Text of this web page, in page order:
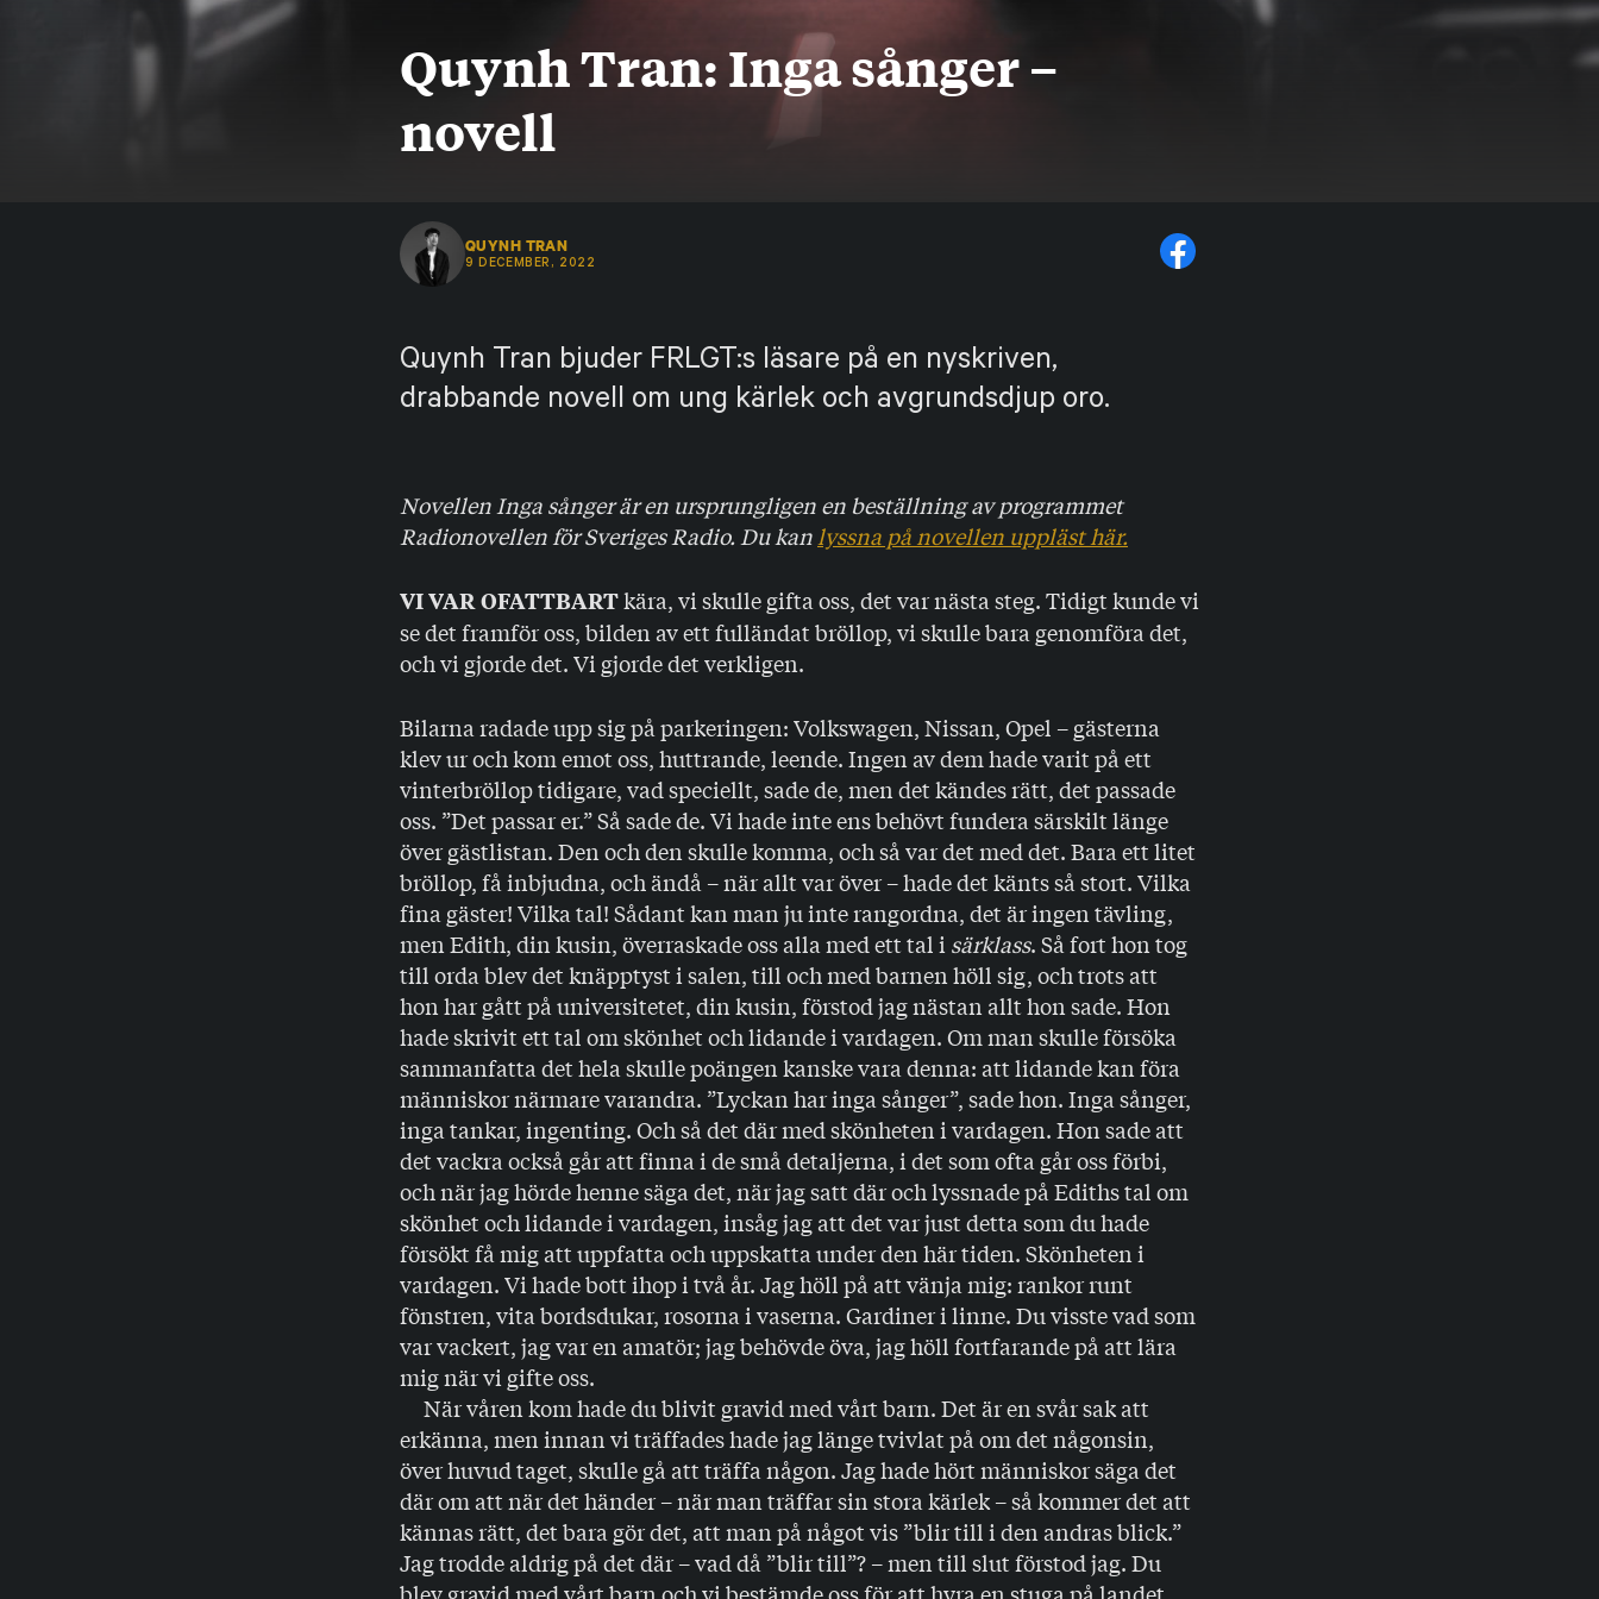
Quynh Tran: Inga sånger –
novell
QUYNH TRAN
9 DECEMBER, 2022
Quynh Tran bjuder FRLGT:s läsare på en nyskriven,
drabbande novell om ung kärlek och avgrundsdjup oro.
Novellen Inga sånger är en ursprungligen en beställning av programmet
Radionovellen för Sveriges Radio. Du kan lyssna på novellen uppläst här.
VI VAR OFATTBARTkära, vi skulle gifta oss, det var nästa steg. Tidigt kunde vi
se det framför oss, bilden av ett fulländat bröllop, vi skulle bara genomföra det,
och vi gjorde det. Vi gjorde det verkligen.
Bilarna radade upp sig på parkeringen: Volkswagen, Nissan, Opel – gästerna
klev ur och kom emot oss, huttrande, leende. Ingen av dem hade varit på ett
vinterbröllop tidigare, vad speciellt, sade de, men det kändes rätt, det passade
oss. ”Det passar er.” Så sade de. Vi hade inte ens behövt fundera särskilt länge
över gästlistan. Den och den skulle komma, och så var det med det. Bara ett litet
bröllop, få inbjudna, och ändå – när allt var över – hade det känts så stort. Vilka
fina gäster! Vilka tal! Sådant kan man ju inte rangordna, det är ingen tävling,
men Edith, din kusin, överraskade oss alla med ett tal i särklass. Så fort hon tog
till orda blev det knäpptyst i salen, till och med barnen höll sig, och trots att
hon har gått på universitetet, din kusin, förstod jag nästan allt hon sade. Hon
hade skrivit ett tal om skönhet och lidande i vardagen. Om man skulle försöka
sammanfatta det hela skulle poängen kanske vara denna: att lidande kan föra
människor närmare varandra. ”Lyckan har inga sånger”, sade hon. Inga sånger,
inga tankar, ingenting. Och så det där med skönheten i vardagen. Hon sade att
det vackra också går att finna i de små detaljerna, i det som ofta går oss förbi,
och när jag hörde henne säga det, när jag satt där och lyssnade på Ediths tal om
skönhet och lidande i vardagen, insåg jag att det var just detta som du hade
försökt få mig att uppfatta och uppskatta under den här tiden. Skönheten i
vardagen. Vi hade bott ihop i två år. Jag höll på att vänja mig: rankor runt
fönstren, vita bordsdukar, rosorna i vaserna. Gardiner i linne. Du visste vad som
var vackert, jag var en amatör; jag behövde öva, jag höll fortfarande på att lära
mig när vi gifte oss.
När våren kom hade du blivit gravid med vårt barn. Det är en svår sak att
erkänna, men innan vi träffades hade jag länge tvivlat på om det någonsin,
över huvud taget, skulle gå att träffa någon. Jag hade hört människor säga det
där om att när det händer – när man träffar sin stora kärlek – så kommer det att
kännas rätt, det bara gör det, att man på något vis ”blir till i den andras blick.”
Jag trodde aldrig på det där – vad då ”blir till”? – men till slut förstod jag. Du